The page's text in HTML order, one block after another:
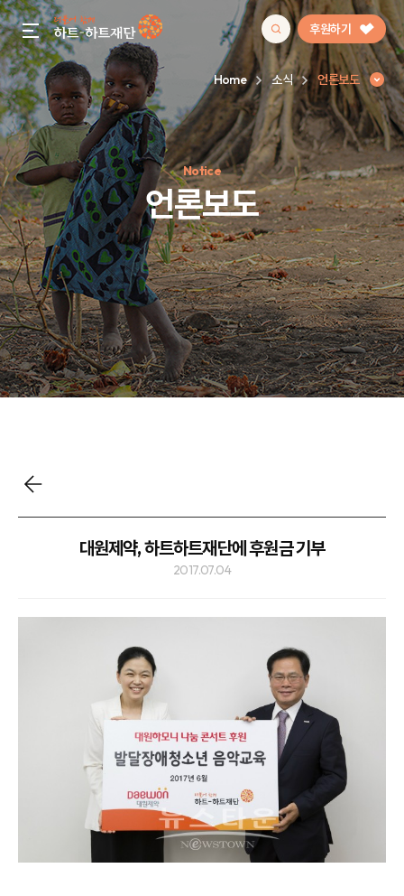
gnb menu open 후원하기
인기 키워드
#정기후원#하트플레이스#캠페인#팬덤후원
Home 소식 언론보도
Notice
언론보도
언론보도
대원제약, 하트하트재단에 후원금 기부
2017.07.04